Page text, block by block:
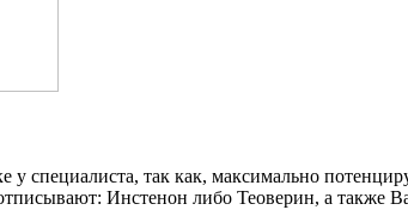
специалиста, так как, максимально
Инстенон либо Теоверин, а также